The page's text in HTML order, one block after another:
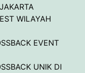
WILAYAH
EVENT
UNIK DI